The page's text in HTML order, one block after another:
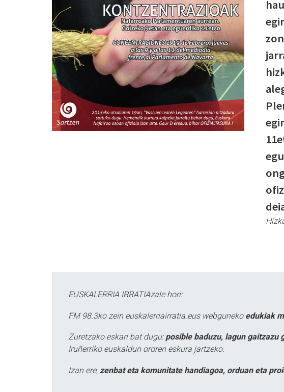
EUSKALERRIA IRRATIAzale hori:
FM 98.3ko zein euskalerriairratia.eus webguneko edukiak
Zuretzako eskari bat dugu: posible baduzu, lagun gaitzazu
Iruñerriko euskaldun ororen eskura jartzeko.
Izan ere, zenbat eta komunitate handiagoa, orduan eta